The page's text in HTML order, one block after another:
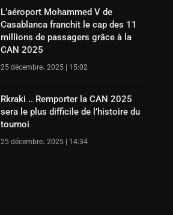
L’aéroport Mohammed V de
Casablanca franchit le cap des 11
millions de passagers grâce à la
CAN 2025
25 décembre، 2025 | 15:02
Rkraki .. Remporter la CAN 2025
sera le plus difficile de l’histoire du
tournoi
25 décembre، 2025 | 14:34